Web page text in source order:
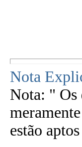
Nota
Nota: " Os
estão